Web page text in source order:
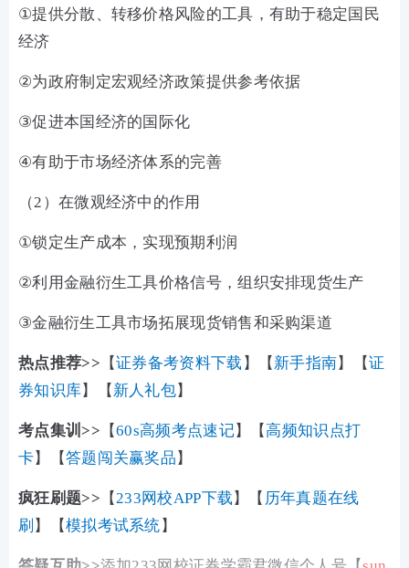
①提供分散、转移价格风险的工具，有助于稳定国民
经济
②为政府制定宏观经济政策提供参考依据
③促进本国经济的国际化
④有助于市场经济体系的完善
（2） 在微观经济中的作用
①锁定生产成本，实现预期利润
②利用金融衍生工具价格信号，组织安排现货生产
③金融衍生工具市场拓展现货销售和采购渠道
热点推荐>> 【证券备考资料下载 】【 新手指南】【证
券知识库】【 新人礼包】
考点集训>> 【60s高频考点速记】【高频知识点打
卡】【答题闯关赢奖品 】
疯狂刷题>> 【233网校APP下载 】【 历年真题在线
刷 】【模拟考试系统 】